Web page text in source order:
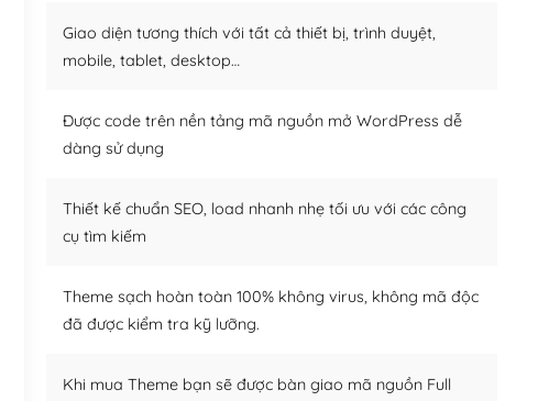
Giao diện tương thích với tất cả thiết bị, trình duyệt,
mobile, tablet, desktop…
Được code trên nền tảng mã nguồn mở WordPress dễ
dàng sử dụng
Thiết kế chuẩn SEO, load nhanh nhẹ tối ưu với các công
cụ tìm kiếm
Theme sạch hoàn toàn 100% không virus, không mã độc
đã được kiểm tra kỹ lưỡng.
Khi mua Theme bạn sẽ được bàn giao mã nguồn Full